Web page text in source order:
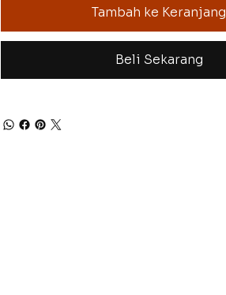
Tambah ke Keranjang
Beli Sekarang